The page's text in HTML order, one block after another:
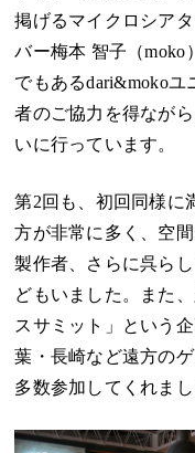
掲げるマイクロシア
バー梅本 智子（moko
でもあるdari&moko
者のご協力を得なが
いに行っています。
第2回も、初回同様に
方が非常に多く、空
製作者、さらに呉ら
どもいました。また
スサミット 」という
葉・長崎など遠方の
多数参加してくれまし